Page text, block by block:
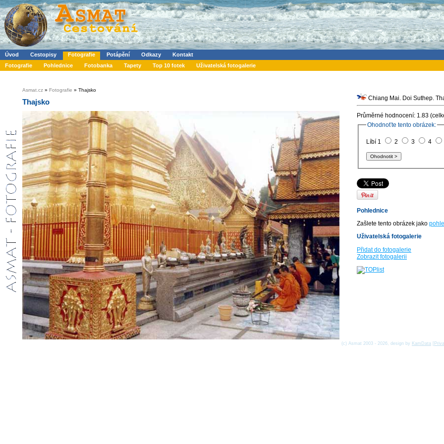
Úvod Cestopisy Fotografie Potápění Odkazy
Kontakt
Fotografie
Pohlednice Fotobanka Tapety Top 10 fotek Uživatelská fotogalerie
Asmat.cz » Fotografie » Thajsko
Thajsko Chiang Mai. Doi Suthep.
Průměrné hodnocení: 1.83
Ohodnoťte tento obrázek:
Líbí 1 2 3 4
Pohlednice
Zašlete tento obrázek jako
Uživatelská fotogalerie
Přidat do fotogalerie
Zobrazit fotogalerii
(c) Asmat 2003 - 2026, design by KamData